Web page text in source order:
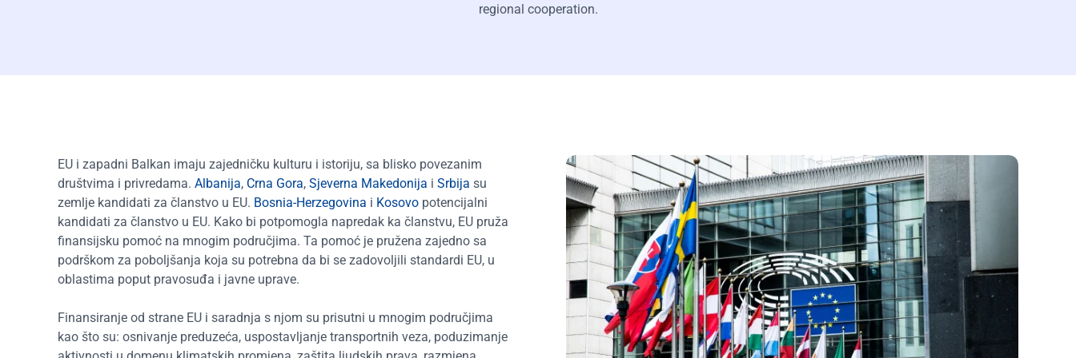
regional cooperation.
EU i zapadni Balkan imaju zajedničku kulturu i istoriju, sa blisko povezanim
društvima i privredama. Albanija, Crna Gora, Sjeverna Makedonija i Srbija su
zemlje kandidati za članstvo u EU. Bosnia-Herzegovina i Kosovo potencijalni
kandidati za članstvo u EU. Kako bi potpomogla napredak ka članstvu, EU pruža
finansijsku pomoć na mnogim područjima. Ta pomoć je pružena zajedno sa
podrškom za poboljšanja koja su potrebna da bi se zadovoljili standardi EU, u
oblastima poput pravosuđa i javne uprave.
Finansiranje od strane EU i saradnja s njom su prisutni u mnogim područjima
kao što su: osnivanje preduzeća, uspostavljanje transportnih veza, poduzimanje